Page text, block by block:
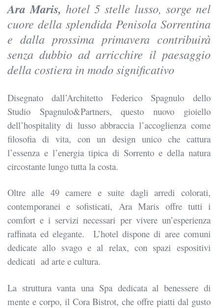
Ara Maris, hotel 5 stelle lusso, sorge nel
cuore della splendida Penisola Sorrentina
e dalla prossima primavera contribuirà
senza dubbio ad arricchire il paesaggio
della costiera in modo significativo
Disegnato dall’Architetto Federico Spagnulo dello
Studio Spagnulo&Partners, questo nuovo gioiello
dell’hospitality di lusso abbraccia l’accoglienza come
filosofia di vita, con un design unico che cattura
l’essenza e l’energia tipica di Sorrento e della natura
circostante lungo tutta la costa.
Oltre alle 49 camere e suite dagli arredi colorati,
contemporanei e sofisticati,Ara Maris offre tutti i
comfort e i servizi necessari per vivere un’esperienza
raffinata ed elegante. L’hotel dispone di aree comuni
dedicate allo svago e al relax, con spazi espositivi
dedicati ad arte e cultura.
La struttura vanta una Spa dedicata al benessere di
mente e corpo, il Cora Bistrot, che offre piatti dal gusto